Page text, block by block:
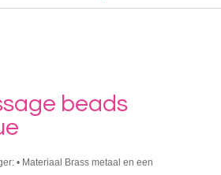
beads
• Materiaal Brass metaal en een